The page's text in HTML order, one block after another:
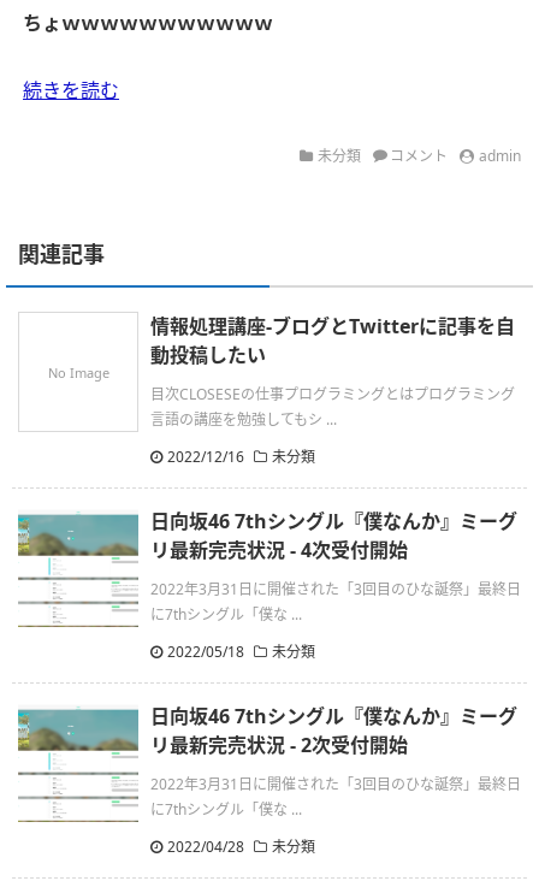
ちょｗｗｗｗｗｗｗｗｗｗｗ
続きを読む
未分類 コメント admin
関連記事
No Image
情報処理講座-ブログとTwitterに記事を自
動投稿したい
目次CLOSESEの仕事プログラミングとはプログラミング
言語の講座を勉強してもシ ...
2022/12/16
未分類
日向坂46 7thシングル『僕なんか』ミーグ
リ最新完売状況 - 4次受付開始
2022年3月31日に開催された「3回目のひな誕祭」最終日
に7thシングル「僕な ...
2022/05/18
未分類
日向坂46 7thシングル『僕なんか』ミーグ
リ最新完売状況 - 2次受付開始
2022年3月31日に開催された「3回目のひな誕祭」最終日
に7thシングル「僕な ...
2022/04/28
未分類